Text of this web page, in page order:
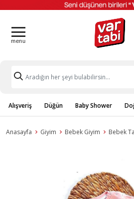
Alışveriş Düğün Baby Shower
Anasayfa Giyim Bebek Giyim Bebek